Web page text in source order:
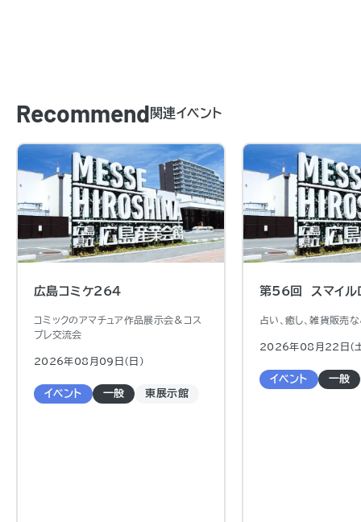
Recommend関連イベント
広島コミケ264
コミックのアマチュア作品展示会＆コス
プレ交流会
2026年08月09日（日)
イベント 一般 東展示館
第56回 スマイル
占い、癒し、雑貨販売
2026年08月22日（
イベント 一般